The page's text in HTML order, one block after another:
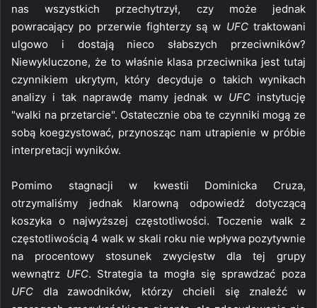
nas wszystkich przechytrzył, czy może jednak
powracający po przerwie fighterzy są w UFCtraktowani
ulgowo i dostają nieco słabszych przeciwników?
Niewykluczone, że to właśnie klasa przeciwnika jest tutaj
czynnikiem ukrytym, który decyduje o takich wynikach
analizy i tak naprawdę mamy jednak w UFC instytucję
"walki na przetarcie". Ostatecznie oba te czynniki mogą ze
sobą koegzystować, przynosząc nam utrapienie w próbie
interpretacji wyników.
Pomimo stagnacji w kwestii Dominicka Cruza,
otrzymaliśmy jednak klarowną odpowiedź dotyczącą
koszyka o najwyższej częstotliwości. Toczenie walk z
częstotliwością 4 walk w skali roku nie wpływa pozytywnie
na procentowy stosunek zwycięstw dla tej grupy
wewnątrz UFC. Strategia ta mogła się sprawdzać poza
UFC dla zawodników, którzy chcieli się znaleźć w